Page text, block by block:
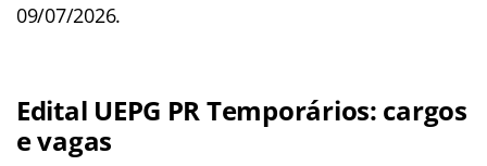
09/07/2026.
Edital UEPG PR Temporários: cargos
e vagas